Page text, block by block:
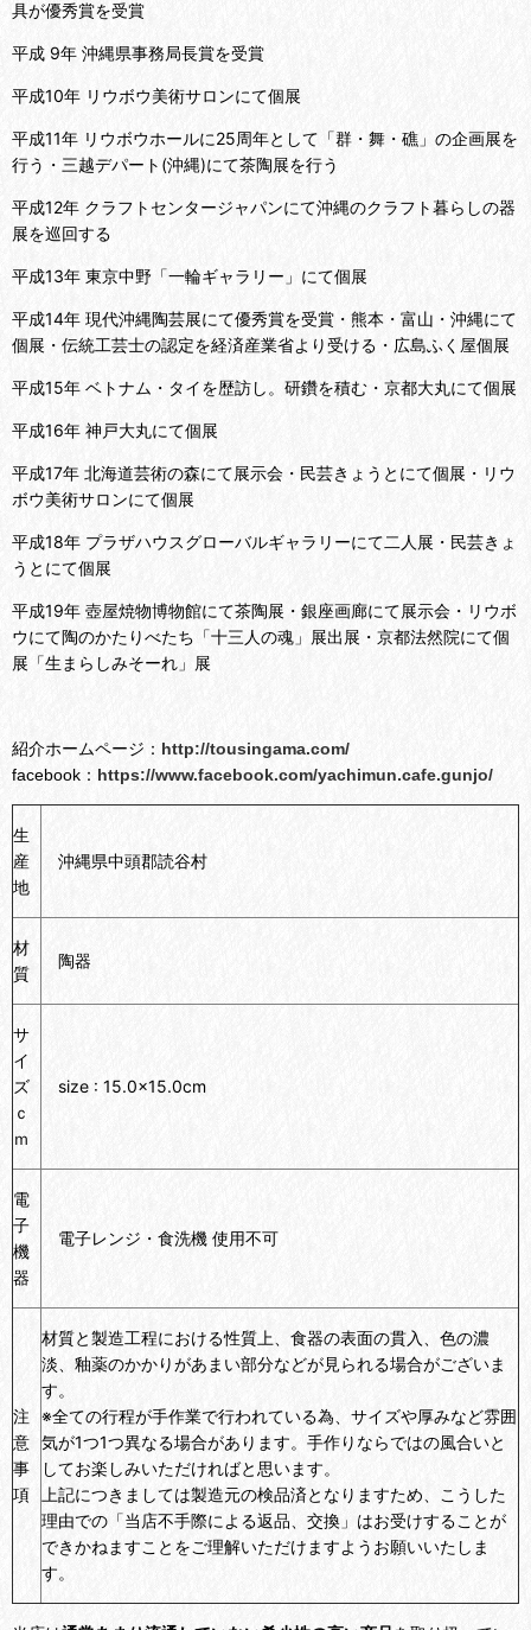
具が優秀賞を受賞
平成 9年 沖縄県事務局長賞を受賞
平成10年 リウボウ美術サロンにて個展
平成11年 リウボウホールに25周年として「群・舞・礁」の企画展を
行う・三越デパート(沖縄)にて茶陶展を行う
平成12年 クラフトセンタージャパンにて沖縄のクラフト暮らしの器
展を巡回する
平成13年 東京中野「一輪ギャラリー」にて個展
平成14年 現代沖縄陶芸展にて優秀賞を受賞・熊本・富山・沖縄にて
個展・伝統工芸士の認定を経済産業省より受ける・広島ふく屋個展
平成15年 ベトナム・タイを歴訪し。研鑽を積む・京都大丸にて個展
平成16年 神戸大丸にて個展
平成17年 北海道芸術の森にて展示会・民芸きょうとにて個展・リウ
ボウ美術サロンにて個展
平成18年 プラザハウスグローバルギャラリーにて二人展・民芸きょ
うとにて個展
平成19年 壺屋焼物博物館にて茶陶展・銀座画廊にて展示会・リウボ
ウにて陶のかたりべたち「十三人の魂」展出展・京都法然院にて個
展「生まらしみそーれ」展
紹介ホームページ： http://tousingama.com/
facebook： https://www.facebook.com/yachimun.cafe.gunjo/
生
産
地
沖縄県中頭郡読谷村
材
質
陶器
サ
イ
ズ
ｃ
ｍ
size : 15.0×15.0cm
電
子
機
器
電子レンジ・食洗機 使用不可
注
意
事
項
材質と製造工程における性質上、食器の表面の貫入、色の濃
淡、釉薬のかかりがあまい部分などが見られる場合がございま
す。
※全ての行程が手作業で行われている為、サイズや厚みなど雰囲
気が1つ1つ異なる場合があります。手作りならではの風合いと
してお楽しみいただければと思います。
上記につきましては製造元の検品済となりますため、こうした
理由での「当店不手際による返品、交換」はお受けすることが
できかねますことをご理解いただけますようお願いいたしま
す。